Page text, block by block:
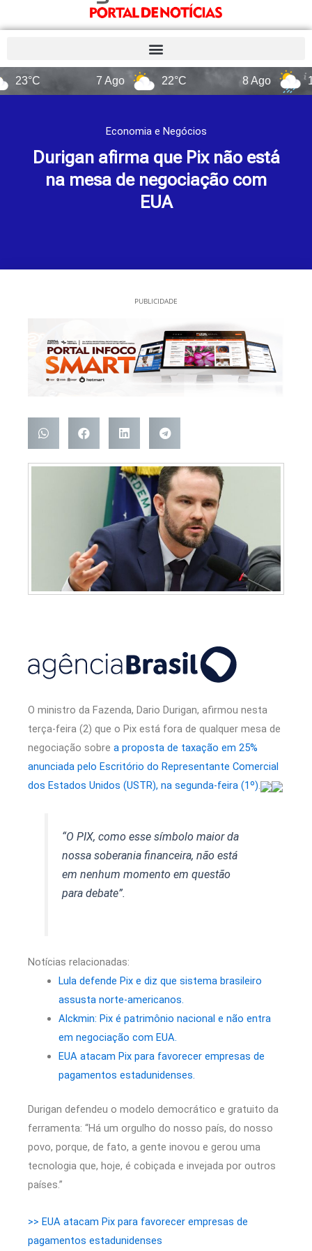
22°C 14°C
Economia e Negócios
Durigan afirma que Pix não está
na mesa de negociação com
EUA
PUBLICIDADE
O ministro da Fazenda, Dario Durigan, afirmou nesta
terça-feira (2) que o Pix está fora de qualquer mesa de
negociação sobre a proposta de taxação em 25%
anunciada pelo Escritório do Representante Comercial
dos Estados Unidos (USTR), na segunda-feira (1º).
“O PIX, como esse símbolo maior da
nossa soberania financeira, não está
em nenhum momento em questão
para debate”.
Notícias relacionadas:
Lula defende Pix e diz que sistema brasileiro
assusta norte-americanos.
Alckmin: Pix é patrimônio nacional e não entra
em negociação com EUA.
EUA atacam Pix para favorecer empresas de
pagamentos estadunidenses.
Durigan defendeu o modelo democrático e gratuito da
ferramenta: “Há um orgulho do nosso país, do nosso
povo, porque, de fato, a gente inovou e gerou uma
tecnologia que, hoje, é cobiçada e invejada por outros
países.”
>> EUA atacam Pix para favorecer empresas de
pagamentos estadunidenses